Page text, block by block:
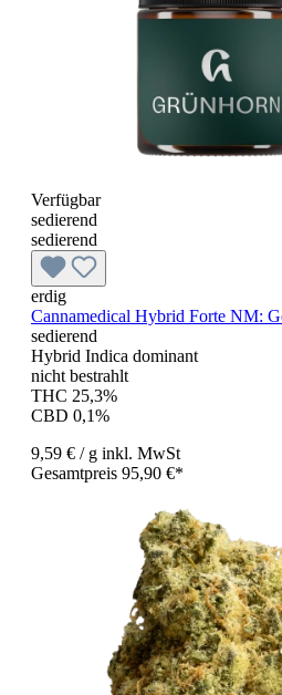
Verfügbar
sedierend
sedierend
erdig
Cannamedical Hybrid Forte NM:
sedierend
Hybrid Indica dominant
nicht bestrahlt
THC 25,3%
CBD 0,1%
9,59 € / g inkl. MwSt
Gesamtpreis 95,90 €*